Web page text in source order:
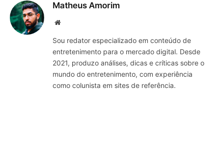
Matheus Amorim
Website
Sou redator especializado em conteúdo de
entretenimento para o mercado digital. Desde
2021, produzo análises, dicas e críticas sobre o
mundo do entretenimento, com experiência
como colunista em sites de referência.